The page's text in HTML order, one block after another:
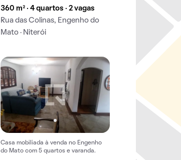
360 m² · 4 quartos · 2 vagas
Rua das Colinas, Engenho do
Mato · Niterói
Casa mobiliada à venda no Engenho
do Mato com 5 quartos e varanda.